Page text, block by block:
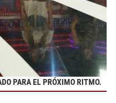
PARA EL PRÓXIMO RITMO.